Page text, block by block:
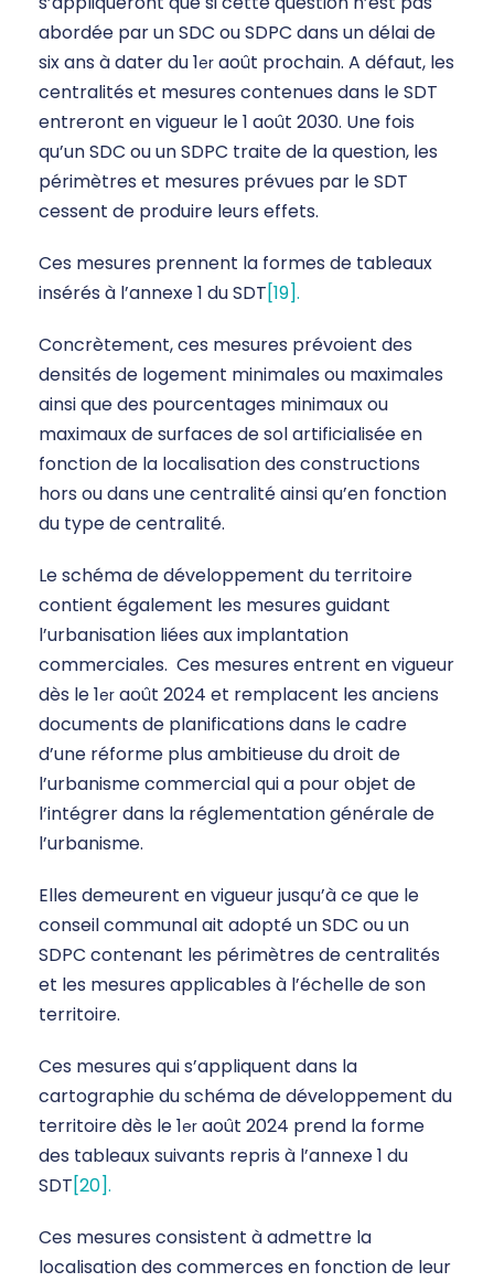
abordée par un SDC ou SDPC dans un délai de
six ans à dater du 1er août prochain. A défaut, les
centralités et mesures contenues dans le SDT
entreront en vigueur le 1 août 2030. Une fois
qu’un SDC ou un SDPC traite de la question, les
périmètres et mesures prévues par le SDT
cessent de produire leurs effets.
Ces mesures prennent la formes de tableaux
insérés à l’annexe 1 du SDT[19].
Concrètement, ces mesures prévoient des
densités de logement minimales ou maximales
ainsi que des pourcentages minimaux ou
maximaux de surfaces de sol artificialisée en
fonction de la localisation des constructions
hors ou dans une centralité ainsi qu’en fonction
du type de centralité.
Le schéma de développement du territoire
contient également les mesures guidant
l’urbanisation liées aux implantation
commerciales. Ces mesures entrent en vigueur
dès le 1er août 2024 et remplacent les anciens
documents de planifications dans le cadre
d’une réforme plus ambitieuse du droit de
l’urbanisme commercial qui a pour objet de
l’intégrer dans la réglementation générale de
l’urbanisme.
Elles demeurent en vigueur jusqu’à ce que le
conseil communal ait adopté un SDC ou un
SDPC contenant les périmètres de centralités
et les mesures applicables à l’échelle de son
territoire.
Ces mesures qui s’appliquent dans la
cartographie du schéma de développement du
territoire dès le 1er août 2024 prend la forme
des tableaux suivants repris à l’annexe 1 du
SDT[20].
Ces mesures consistent à admettre la
localisation des commerces en fonction de leur